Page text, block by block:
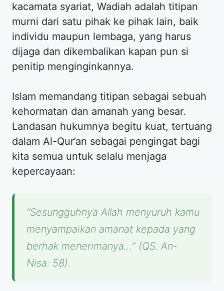
kacamata syariat, Wadiah adalah titipan
murni dari satu pihak ke pihak lain, baik
individu maupun lembaga, yang harus
dijaga dan dikembalikan kapan pun si
penitip menginginkannya.
​Islam memandang titipan sebagai sebuah
kehormatan dan amanah yang besar.
Landasan hukumnya begitu kuat, tertuang
dalam Al-Qur’an sebagai pengingat bagi
kita semua untuk selalu menjaga
kepercayaan:
“Sesungguhnya Allah menyuruh kamu
menyampaikan amanat kepada yang
berhak menerimanya…” (QS. An-
Nisa: 58).